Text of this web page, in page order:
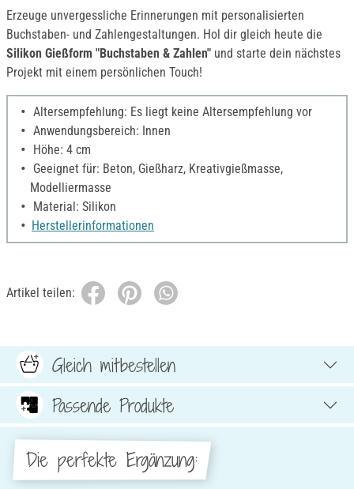
Erzeuge unvergessliche Erinnerungen mit personalisierten
Buchstaben- und Zahlengestaltungen. Hol dir gleich heute die
Silikon Gießform "Buchstaben & Zahlen" und starte dein nächstes
Projekt mit einem persönlichen Touch!
Altersempfehlung: Es liegt keine Altersempfehlung vor
Anwendungsbereich: Innen
Höhe: 4 cm
Geeignet für: Beton, Gießharz, Kreativgießmasse,
Modelliermasse
Material: Silikon
Herstellerinformationen
Artikel teilen:
Gleich mitbestellen
Passende Produkte
Die perfekte Ergänzung: